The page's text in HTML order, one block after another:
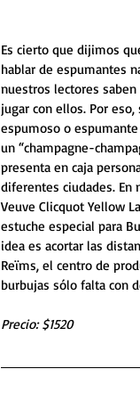
Es cierto que dijimos
hablar de espumantes
nuestros lectores
jugar con ellos. Por
espumoso o
un “champagne-
presenta en caja
diferentes ciudades. En
Veuve Clicquot Yellow
estuche especial para
idea es acortar las
Reïms, el centro de
burbujas sólo falta con
Precio: $1520